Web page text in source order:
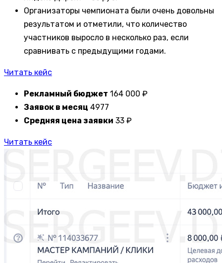
Организаторы чемпионата были очень довольны
результатом и отметили, что количество
участников выросло в несколько раз, если
сравнивать с предыдущими годами.
Читать кейс
Рекламный бюджет 164 000 ₽
Заявок в месяц 4977
Средняя цена заявки 33 ₽
Читать кейс